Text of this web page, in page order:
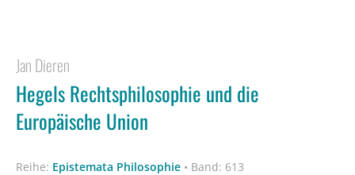
Jan Dieren
Hegels Rechtsphilosophie und die
Europäische Union
Reihe: Epistemata Philosophie • Band: 613